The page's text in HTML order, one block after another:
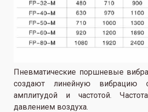
Пневматические поршневые
создают линейную вибрацию
амплитудой и частотой.
давлением воздуха.